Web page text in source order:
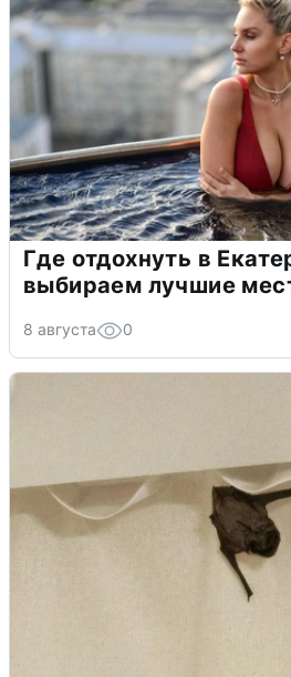
Где отдохнуть в
выбираем лучшие
8 августа 0